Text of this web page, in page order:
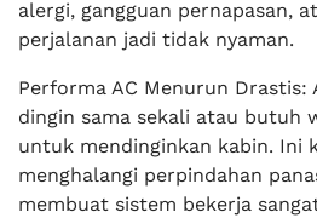
alergi, gangguan pernapasan,
perjalanan jadi tidak nyaman.
Performa AC Menurun Drastis:
dingin sama sekali atau butuh
untuk mendinginkan kabin. Ini
menghalangi perpindahan
membuat sistem bekerja